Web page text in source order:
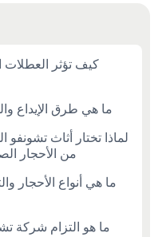
كيف تؤثر العطلات
ما هي طرق الإيداع
لماذا تختار أثاث
من الأحجار
ما هي أنواع الأحجار
ما هو التزام شركة